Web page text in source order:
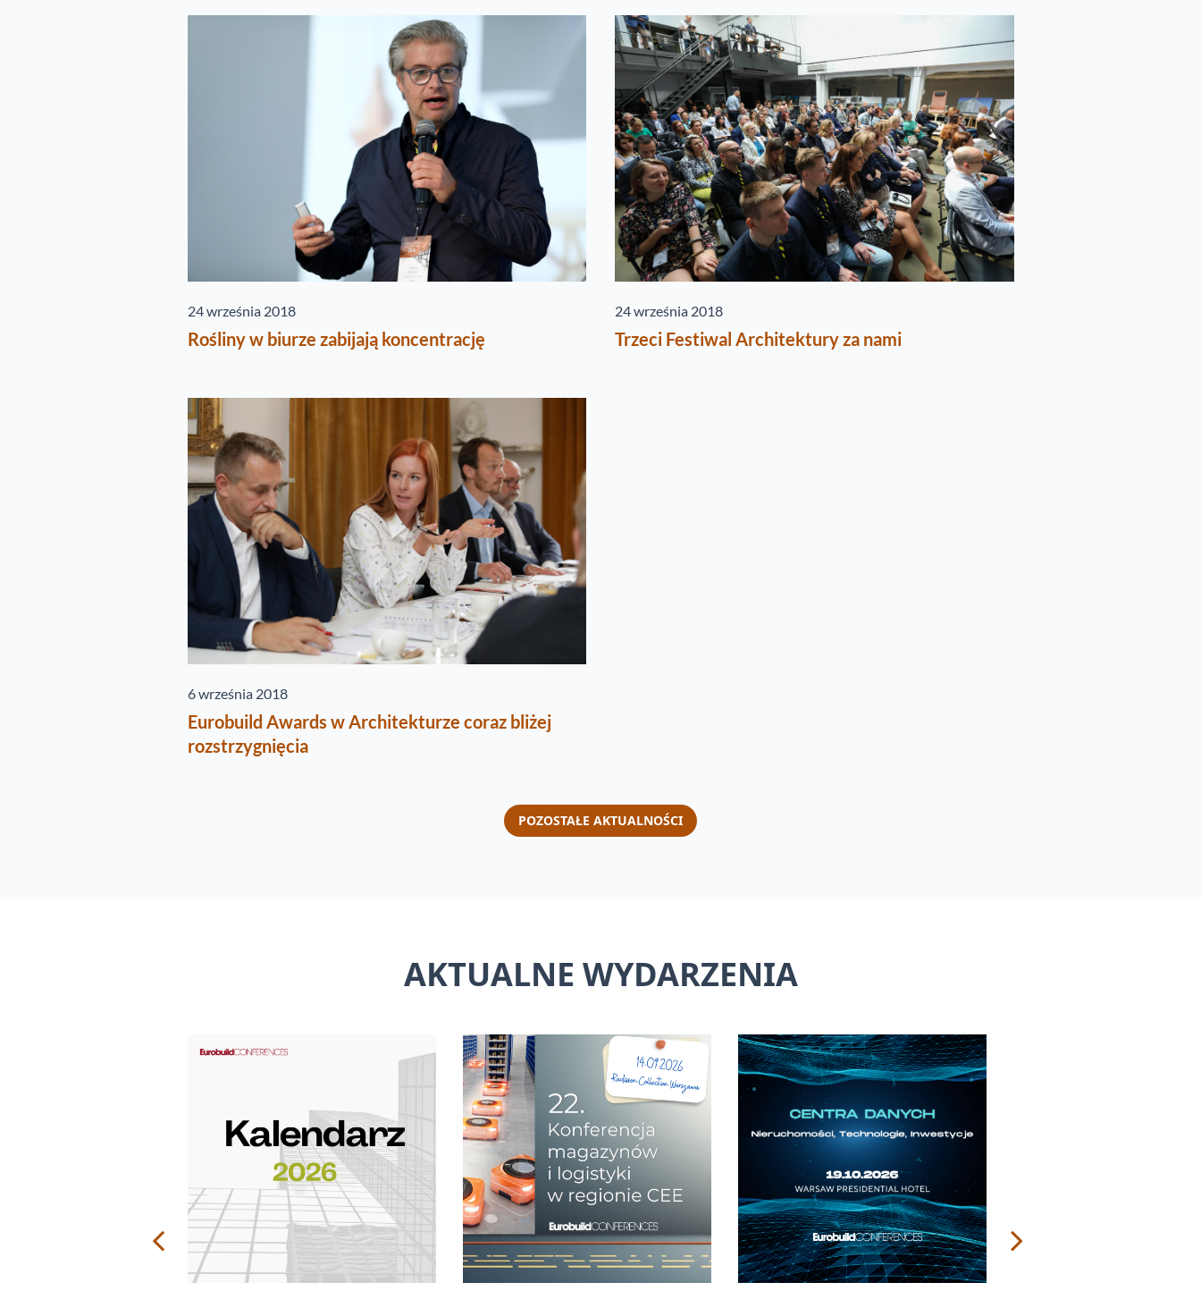
24 września 2018
Rośliny w biurze zabijają koncentrację
24 września 2018
Trzeci Festiwal Architektury za nami
6 września 2018
Eurobuild Awards w Architekturze coraz bliżej
rozstrzygnięcia
POZOSTAŁE AKTUALNOŚCI
AKTUALNE WYDARZENIA